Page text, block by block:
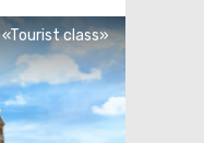
«Tourist class»